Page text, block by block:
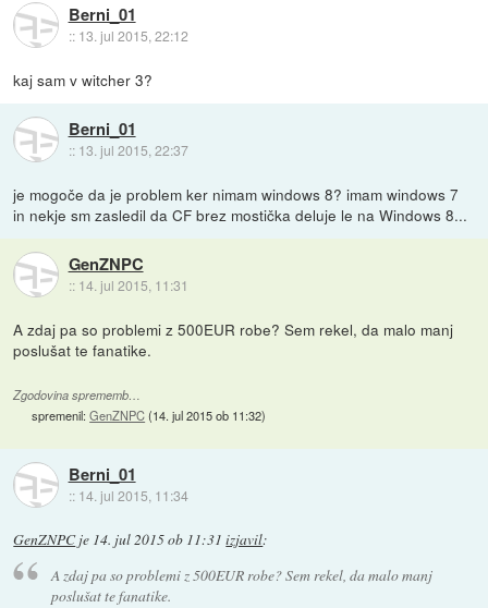
Berni_01
:: 13. jul 2015, 22:12
kaj sam v witcher 3?
Berni_01
:: 13. jul 2015, 22:37
je mogoče da je problem ker nimam windows 8? imam windows 7
in nekje sm zasledil da CF brez mostička deluje le na Windows 8...
GenZNPC
:: 14. jul 2015, 11:31
A zdaj pa so problemi z 500EUR robe? Sem rekel, da malo manj
poslušat te fanatike.
Zgodovina sprememb…
spremenil:GenZNPC(14. jul 2015 ob 11:32)
Berni_01
:: 14. jul 2015, 11:34
GenZNPCje 14. jul 2015 ob 11:31 izjavil:
A zdaj pa so problemi z 500EUR robe? Sem rekel, da malo manj
poslušat te fanatike.